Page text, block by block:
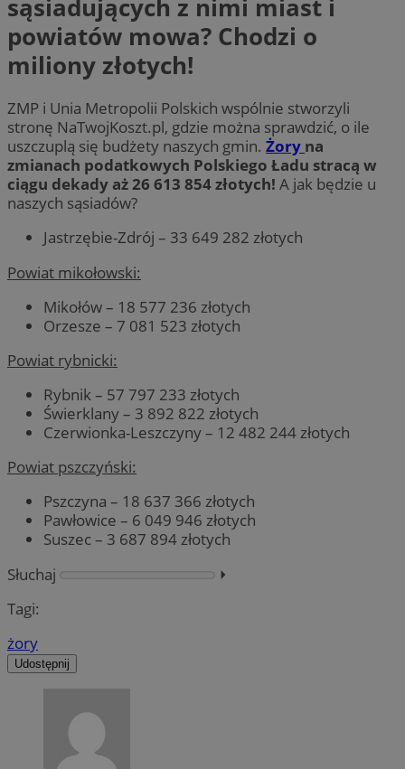
sąsiadujących z nimi miast i
powiatów mowa? Chodzi o
miliony złotych!
ZMP i Unia Metropolii Polskich wspólnie stworzyli
stronę NaTwojKoszt.pl, gdzie można sprawdzić, o ile
uszczuplą się budżety naszych gmin. Żory na
zmianach podatkowych Polskiego Ładu stracą w
ciągu dekady aż 26 613 854 złotych! A jak będzie u
naszych sąsiadów?
Jastrzębie-Zdrój – 33 649 282 złotych
Powiat mikołowski:
Mikołów – 18 577 236 złotych
Orzesze – 7 081 523 złotych
Powiat rybnicki:
Rybnik – 57 797 233 złotych
Świerklany – 3 892 822 złotych
Czerwionka-Leszczyny – 12 482 244 złotych
Powiat pszczyński:
Pszczyna – 18 637 366 złotych
Pawłowice – 6 049 946 złotych
Suszec – 3 687 894 złotych
Słuchaj
⏵︎
Tagi:
żory
Udostępnij